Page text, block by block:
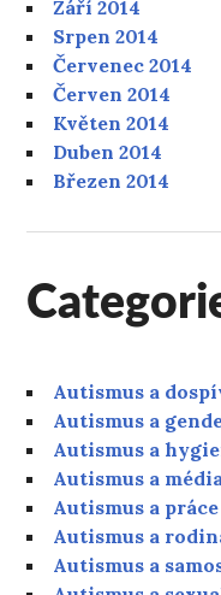
Září 2014
Srpen 2014
Červenec 2014
Červen 2014
Květen 2014
Duben 2014
Březen 2014
Autismus a
Autismus a
Autismus a
Autismus a média
Autismus a práce
Autismus a
Autismus a